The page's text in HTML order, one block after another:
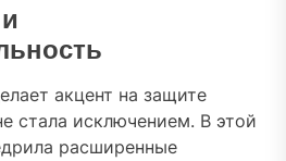
акцент на защите
стала исключением. В этой
расширенные